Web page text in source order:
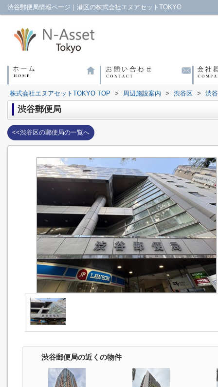
渋谷郵便局情報ページ｜港区の株式会社エヌアセットTOKYO
株式会社エヌアセットTOKYO TOP > 周辺施設案内 > 渋谷区 > 渋
渋谷郵便局
<<渋谷区の郵便局の一覧へ
渋谷郵便局の近くの物件